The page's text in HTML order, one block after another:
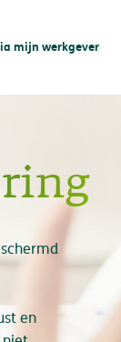
mijn werkgever
en